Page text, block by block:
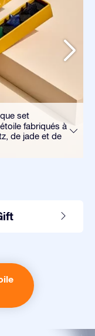
set
fabriqués à
de jade et de